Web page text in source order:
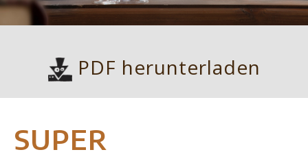
PDF herunterladen
SUPER